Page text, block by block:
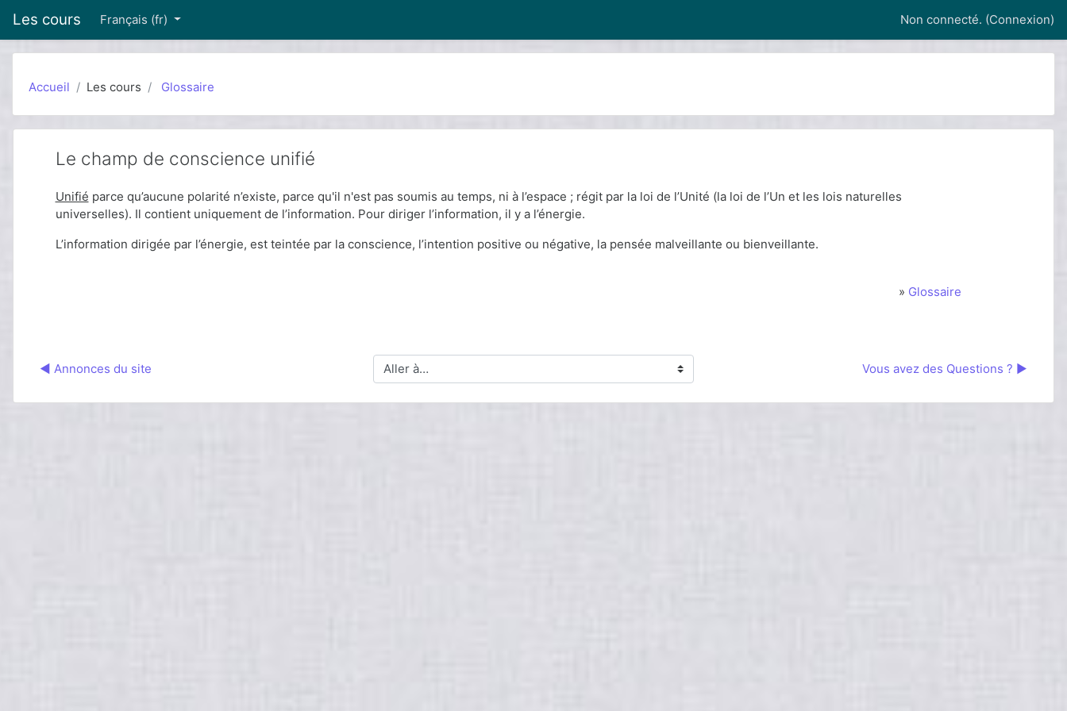
Les cours Français ‎(fr)‎ Non connecté. (Connexion)
Accueil Les cours Glossaire
Le champ de conscience unifié
Unifié parce qu’aucune polarité n’existe, parce qu'il n'est pas soumis au temps, ni à l’espace ; régit par la loi de l’Unité (la loi de l’Un et les lois naturelles
universelles). Il contient uniquement de l’information. Pour diriger l’information, il y a l’énergie.
L’information dirigée par l’énergie, est teintée par la conscience, l’intention positive ou négative, la pensée malveillante ou bienveillante.
» Glossaire
◀︎ Annonces du site Aller à… Vous avez des Questions ? ▶︎